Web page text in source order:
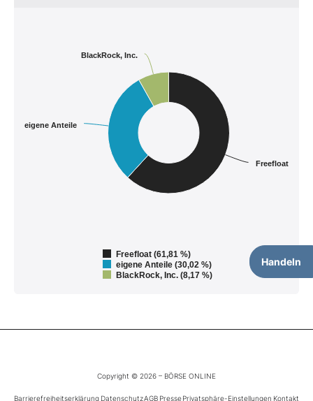
Handeln
Freefloat
eigene Anteile
BlackRock, Inc.
Freefloat (61,81 %)
eigene Anteile (30,02 %)
BlackRock, Inc. (8,17 %)
Copyright © 2026 – BÖRSE ONLINE
Barrierefreiheitserklärung DatenschutzAGB PressePrivatsphäre-Einstellungen Kontakt